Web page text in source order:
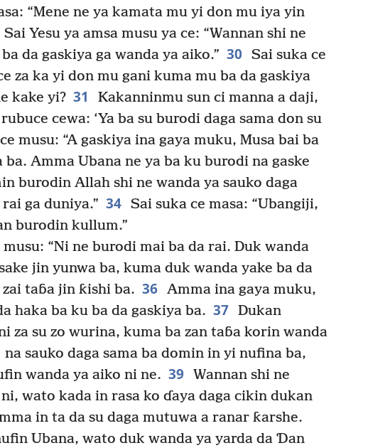
“Mene ne ya kamata mu yi don mu iya yin
Sai Yesu ya amsa musu ya ce: “Wannan shi ne
da gaskiya ga wanda ya aiko.” 30 Sai suka ce
za ka yi don mu gani kuma mu ba da gaskiya
kake yi? 31
Kakanninmu sun ci manna a daji,
cewa: ‘Ya ba su burodi daga sama don su
musu: “A gaskiya ina gaya muku, Musa bai ba
Amma Ubana ne ya ba ku burodi na gaske
burodin Allah shi ne wanda ya sauko daga
ga duniya.” 34 Sai suka ce masa: “Ubangiji,
burodin kullum.”
musu: “Ni ne burodi mai ba da rai. Duk wanda
jin yunwa ba, kuma duk wanda yake ba da
taɓa jin ƙishi ba. 36 Amma ina gaya muku,
haka ba ku ba da gaskiya ba. 37 Dukan
za su zo wurina, kuma ba zan taɓa korin wanda
na sauko daga sama ba domin in yi nufina ba,
wanda ya aiko ni ne. 39 Wannan shi ne
wato kada in rasa ko ɗaya daga cikin dukan
in ta da su daga mutuwa a ranar ƙarshe.
Ubana, wato duk wanda ya yarda da Ɗan